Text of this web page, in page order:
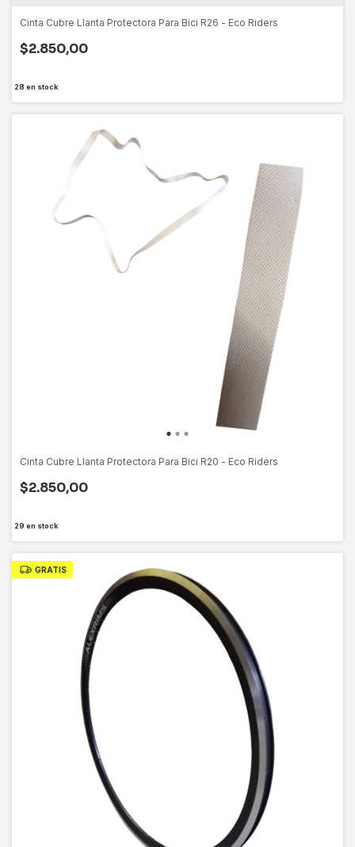
Cinta Cubre Llanta Protectora Para Bici R26 - Eco Riders
$2.850,00
28 en stock
Cinta Cubre Llanta Protectora Para Bici R20 - Eco Riders
$2.850,00
29 en stock
GRATIS